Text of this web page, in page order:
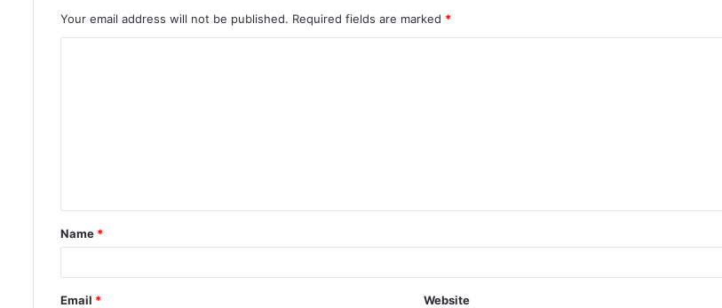
Your email address will not be published. Required fields are marked *
t
*
Name *
Email * Website